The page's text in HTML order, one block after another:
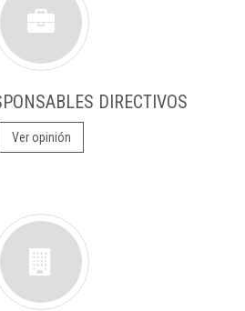
DIRECTIVOS
Ver opinión